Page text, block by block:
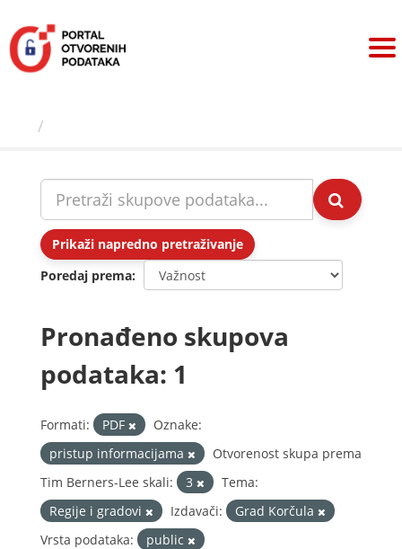
sadržaj
Prikaži napredno pretraživanje
Poredaj prema
Pronađeno skupova
podataka: 1
Formati: PDF
Oznake:
pristup informacijama
Otvorenost skupa prema
Tim Berners-Lee skali:
3
Tema:
Regije i gradovi
Izdavači:
Grad Korčula
Vrsta podataka:
public